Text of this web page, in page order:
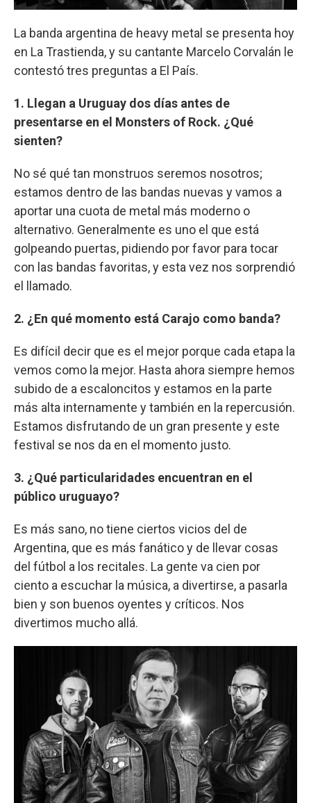
La banda argentina de heavy metal se presenta hoy
en La Trastienda, y su cantante Marcelo Corvalán le
contestó tres preguntas a El País.
1. Llegan a Uruguay dos días antes de
presentarse en el Monsters of Rock. ¿Qué
sienten?
No sé qué tan monstruos seremos nosotros;
estamos dentro de las bandas nuevas y vamos a
aportar una cuota de metal más moderno o
alternativo. Generalmente es uno el que está
golpeando puertas, pidiendo por favor para tocar
con las bandas favoritas, y esta vez nos sorprendió
el llamado.
2. ¿En qué momento está Carajo como banda?
Es difícil decir que es el mejor porque cada etapa la
vemos como la mejor. Hasta ahora siempre hemos
subido de a escaloncitos y estamos en la parte
más alta internamente y también en la repercusión.
Estamos disfrutando de un gran presente y este
festival se nos da en el momento justo.
3. ¿Qué particularidades encuentran en el
público uruguayo?
Es más sano, no tiene ciertos vicios del de
Argentina, que es más fanático y de llevar cosas
del fútbol a los recitales. La gente va cien por
ciento a escuchar la música, a divertirse, a pasarla
bien y son buenos oyentes y críticos. Nos
divertimos mucho allá.